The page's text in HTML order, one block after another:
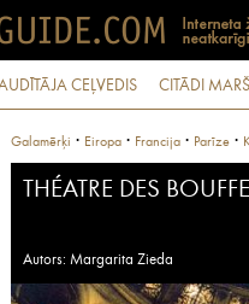
CEĻVEDIS CITĀDI
Galamērķi · Eiropa · Francija · Parīze ·
THÉATRE DES
Autors: Margarita Zieda